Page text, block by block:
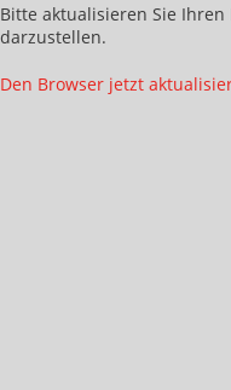
Bitte aktualisieren Sie
darzustellen.
Den Browser jetzt